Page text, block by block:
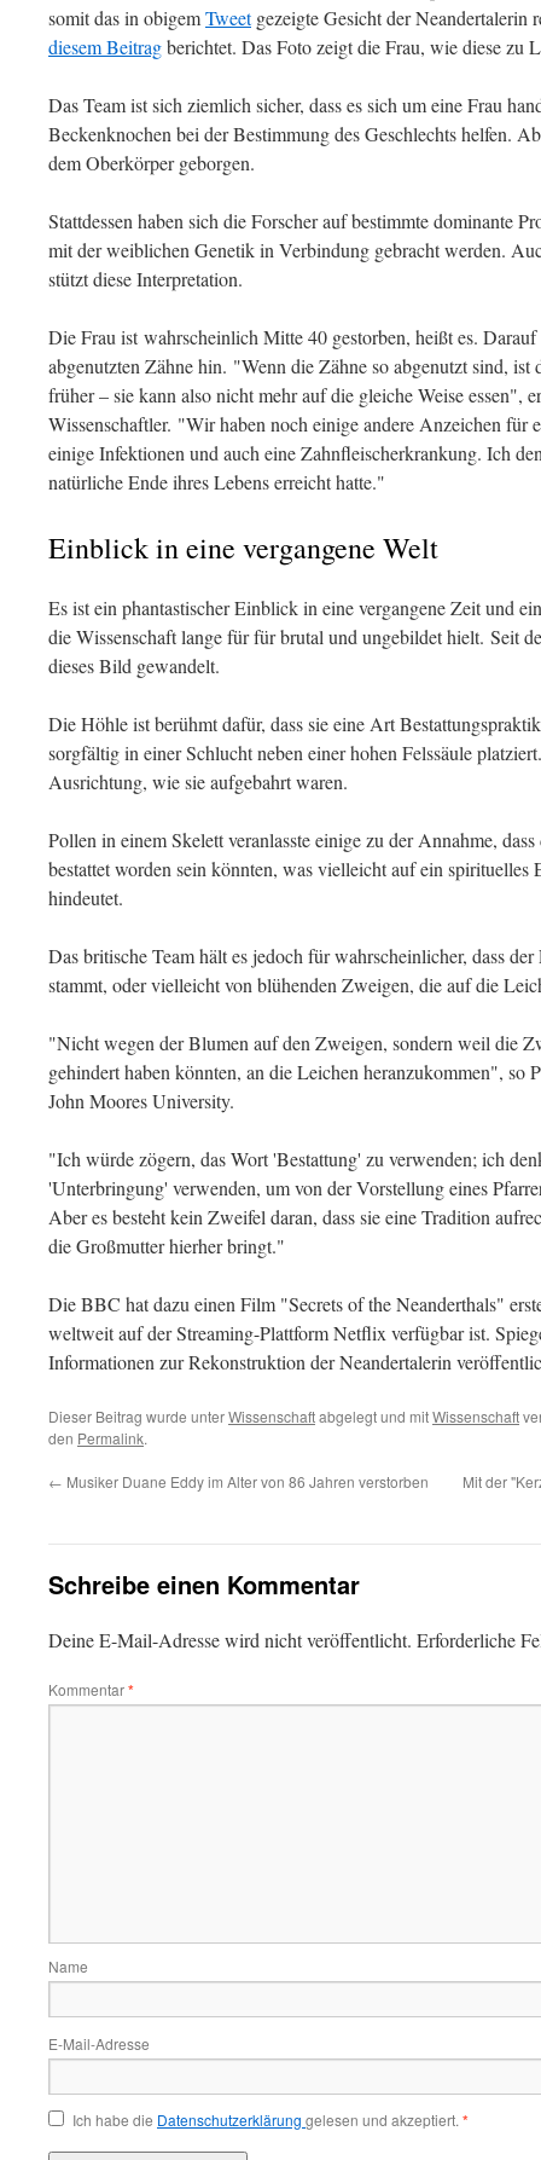
somit das in obigemTweetgezeigte Gesicht der Neandertalerin
diesem Beitragberichtet. Das Foto zeigt die Frau, wie diese zu
Das Team ist sich ziemlich sicher, dass es sich um eine Frau
Beckenknochen bei der Bestimmung des Geschlechts helfen.
dem Oberkörper geborgen.
Stattdessen haben sich die Forscher auf bestimmte dominante
mit der weiblichen Genetik in Verbindung gebracht werden.
stützt diese Interpretation.
Die Frau ist wahrscheinlich Mitte 40 gestorben, heißt es.
abgenutzten Zähne hin. "Wenn die Zähne so abgenutzt sind,
früher – sie kann also nicht mehr auf die gleiche Weise essen",
Wissenschaftler. "Wir haben noch einige andere Anzeichen für
einige Infektionen und auch eine Zahnfleischerkrankung. Ich
natürliche Ende ihres Lebens erreicht hatte."
Einblick in eine vergangene Welt
Es ist ein phantastischer Einblick in eine vergangene Zeit und
die Wissenschaft lange für für brutal und ungebildet hielt. Seit
dieses Bild gewandelt.
Die Höhle ist berühmt dafür, dass sie eine Art
sorgfältig in einer Schlucht neben einer hohen Felssäule
Ausrichtung, wie sie aufgebahrt waren.
Pollen in einem Skelett veranlasste einige zu der Annahme,
bestattet worden sein könnten, was vielleicht auf ein spirituelles
hindeutet.
Das britische Team hält es jedoch für wahrscheinlicher, dass
stammt, oder vielleicht von blühenden Zweigen, die auf die
"Nicht wegen der Blumen auf den Zweigen, sondern weil die
gehindert haben könnten, an die Leichen heranzukommen",
John Moores University.
"Ich würde zögern, das Wort 'Bestattung' zu verwenden; ich
'Unterbringung' verwenden, um von der Vorstellung eines
Aber es besteht kein Zweifel daran, dass sie eine Tradition
die Großmutter hierher bringt."
Die BBC hat dazu einen Film "Secrets of the Neanderthals"
weltweit auf der Streaming-Plattform Netflix verfügbar ist.
Informationen zur Rekonstruktion der Neandertalerin
Dieser Beitrag wurde unterWissenschaftabgelegt und mitWissenschaft
den Permalink.
← Musiker Duane Eddy im Alter von 86 Jahren verstorben Mit der
Schreibe einen Kommentar
Deine E-Mail-Adresse wird nicht veröffentlicht. Erforderliche
Kommentar*
Name
E-Mail-Adresse
Ich habe die Datenschutzerklärung gelesen und akzeptiert. *